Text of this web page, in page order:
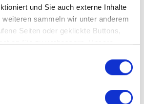
und Sie auch externe Inhalte
sammeln wir unter anderem
Seiten oder geklickte Buttons,
an Sie zu verbessern. Unsere
die Sie ihnen bereitgestellt
im Rahmen Ihrer Nutzung der Dienste